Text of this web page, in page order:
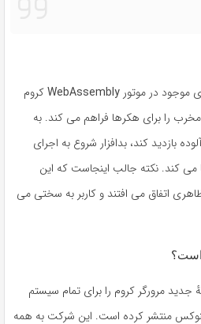
موجود در موتورWebAssemblyکروم
را برای هکرها فراهم می کند. به
بازدید کند، بدافزار شروع به اجرای
می کند. نکته جالب اینجاست که این
اتفاق می افتند و کاربر به سختی می
است؟
مرورگر کروم را برای تمام سیستم
منتشر کرده است. این شرکت به همه